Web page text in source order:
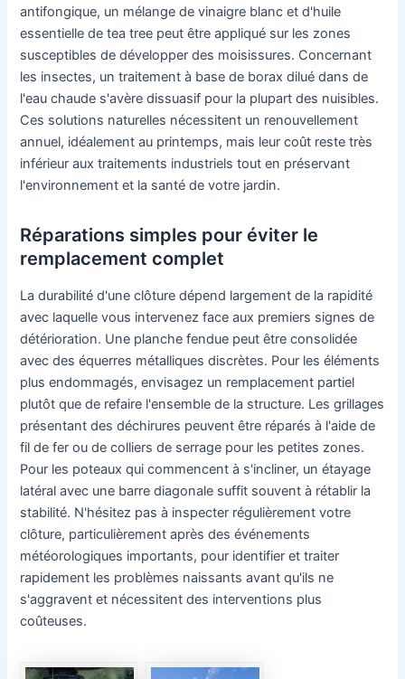
antifongique, un mélange de vinaigre blanc et d'huile
essentielle de tea tree peut être appliqué sur les zones
susceptibles de développer des moisissures. Concernant
les insectes, un traitement à base de borax dilué dans de
l'eau chaude s'avère dissuasif pour la plupart des nuisibles.
Ces solutions naturelles nécessitent un renouvellement
annuel, idéalement au printemps, mais leur coût reste très
inférieur aux traitements industriels tout en préservant
l'environnement et la santé de votre jardin.
Réparations simples pour éviter le
remplacement complet
La durabilité d'une clôture dépend largement de la rapidité
avec laquelle vous intervenez face aux premiers signes de
détérioration. Une planche fendue peut être consolidée
avec des équerres métalliques discrètes. Pour les éléments
plus endommagés, envisagez un remplacement partiel
plutôt que de refaire l'ensemble de la structure. Les grillages
présentant des déchirures peuvent être réparés à l'aide de
fil de fer ou de colliers de serrage pour les petites zones.
Pour les poteaux qui commencent à s'incliner, un étayage
latéral avec une barre diagonale suffit souvent à rétablir la
stabilité. N'hésitez pas à inspecter régulièrement votre
clôture, particulièrement après des événements
météorologiques importants, pour identifier et traiter
rapidement les problèmes naissants avant qu'ils ne
s'aggravent et nécessitent des interventions plus
coûteuses.